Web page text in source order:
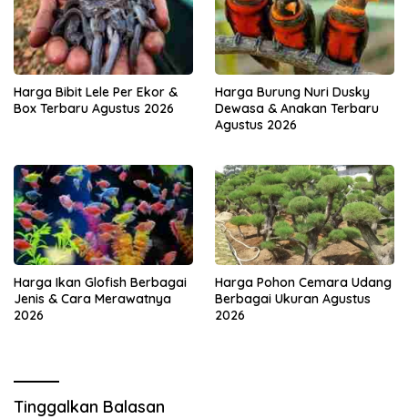
Harga Bibit Lele Per Ekor &
Box Terbaru Agustus 2026
Harga Burung Nuri Dusky
Dewasa & Anakan Terbaru
Agustus 2026
Harga Ikan Glofish Berbagai
Jenis & Cara Merawatnya
2026
Harga Pohon Cemara Udang
Berbagai Ukuran Agustus
2026
Tinggalkan Balasan